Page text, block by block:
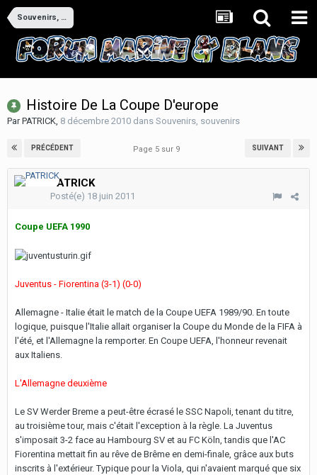
Souvenirs, souvenirs
Histoire De La Coupe D'europe
ParPATRICK, 8 décembre 2010 dans Souvenirs, souvenirs
PRÉCÉDENT SUIVANT
Page 5 sur 9
PATRICK
Posté(e) 18 juin 2011
Coupe UEFA 1990
Juventus - Fiorentina (3-1) (0-0)
Allemagne - Italie était le match de la Coupe UEFA 1989/90. En toute
logique, puisque l'Italie allait organiser la Coupe du Monde de la FIFA à
l'été, et l'Allemagne la remporter. En Coupe UEFA, l'honneur revenait
aux Italiens.
L'Allemagne deuxième
Le SV Werder Breme a peut-être écrasé le SSC Napoli, tenant du titre,
au troisième tour, mais c'était l'exception à la règle. La Juventus
s'imposait 3-2 face au Hambourg SV et au FC Köln, tandis que l'AC
Fiorentina mettait fin au rêve de Brême en demi-finale, grâce aux buts
inscrits à l'extérieur. Typique pour la Viola, qui n'avaient marqué que six